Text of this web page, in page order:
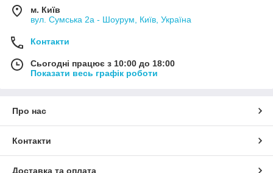
м. Київ
вул. Сумська 2а - Шоурум, Київ, Україна
Контакти
Сьогодні працює з 10:00 до 18:00
Показати весь графік роботи
Про нас
Контакти
Доставка та оплата